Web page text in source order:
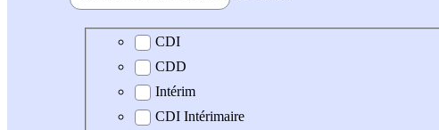
Type de contrat
CDI
CDD
Intérim
CDI Intérimaire